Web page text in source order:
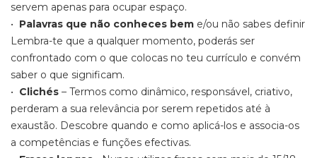
servem apenas para ocupar espaço.
• Palavras que não conheces bem e/ou não sabes definir
Lembra-te que a qualquer momento, poderás ser
confrontado com o que colocas no teu currículo e convém
saber o que significam.
• Clichés – Termos como dinâmico, responsável, criativo,
perderam a sua relevância por serem repetidos até à
exaustão. Descobre quando e como aplicá-los e associa-os
a competências e funções efectivas.